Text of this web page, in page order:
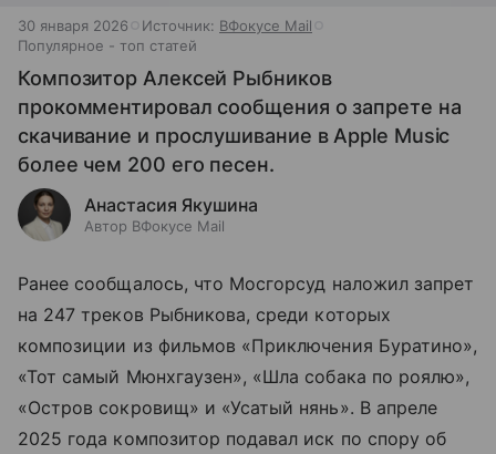
30 января 2026 Источник: ВФокусе Mail
Популярное - топ статей
Композитор Алексей Рыбников
прокомментировал сообщения о запрете на
скачивание и прослушивание в Apple Music
более чем 200 его песен.
Анастасия Якушина
Автор ВФокусе Mail
Ранее сообщалось, что Мосгорсуд наложил запрет
на 247 треков Рыбникова, среди которых
композиции из фильмов «Приключения Буратино»,
«Тот самый Мюнхгаузен», «Шла собака по роялю»,
«Остров сокровищ» и «Усатый нянь». В апреле
2025 года композитор подавал иск по спору об